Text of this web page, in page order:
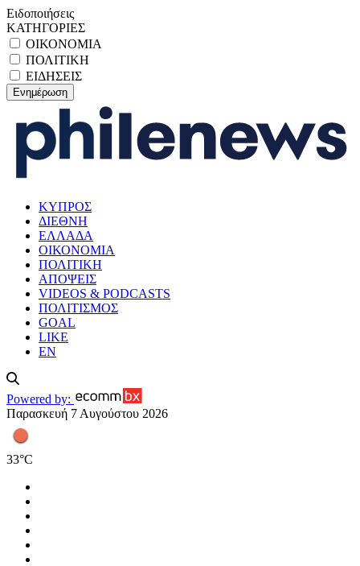
Ειδοποιήσεις
ΚΑΤΗΓΟΡΙΕΣ
ΟΙΚΟΝΟΜΙΑ
ΠΟΛΙΤΙΚΗ
ΕΙΔΗΣΕΙΣ
ΚΥΠΡΟΣ
ΔΙΕΘΝΗ
ΕΛΛΑΔΑ
ΟΙΚΟΝΟΜΙΑ
ΠΟΛΙΤΙΚΗ
ΑΠΟΨΕΙΣ
VIDEOS & PODCASTS
ΠΟΛΙΤΙΣΜΟΣ
GOAL
LIKE
EN
Powered by:
Παρασκευή 7 Αυγούστου 2026
33°C